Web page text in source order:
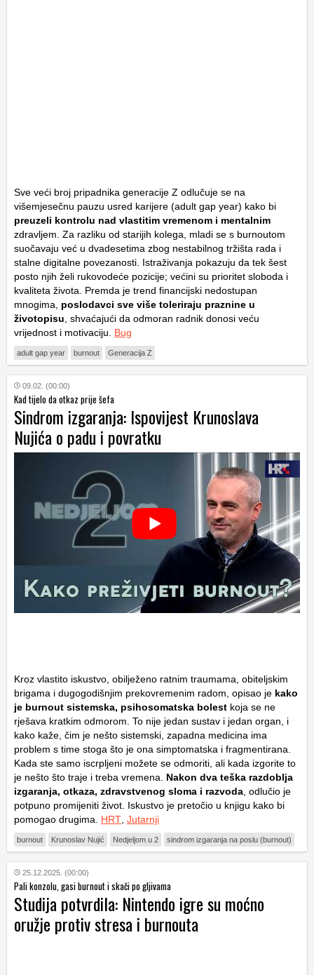
Sve veći broj pripadnika generacije Z odlučuje se na
višemjesečnu pauzu usred karijere (adult gap year) kako bi
preuzeli kontrolu nad vlastitim vremenom i mentalnim
zdravljem. Za razliku od starijih kolega, mladi se s burnoutom
suočavaju već u dvadesetima zbog nestabilnog tržišta rada i
stalne digitalne povezanosti. Istraživanja pokazuju da tek šest
posto njih želi rukovodeće pozicije; većini su prioritet sloboda i
kvaliteta života. Premda je trend financijski nedostupan
mnogima,
poslodavci sve više toleriraju praznine u
životopisu , shvaćajući da odmoran radnik donosi veću
vrijednost i motivaciju. Bug
adult gap year burnout Generacija Z
09.02. (00:00)
Kad tijelo da otkaz prije šefa
Sindrom izgaranja: Ispovijest Krunoslava
Nujića o padu i povratku
Kroz vlastito iskustvo, obilježeno ratnim traumama, obiteljskim
brigama i dugogodišnjim prekovremenim radom, opisao je kako
je burnout sistemska, psihosomatska bolest koja se ne
rješava kratkim odmorom. To nije jedan sustav i jedan organ, i
kako kaže, čim je nešto sistemski, zapadna medicina ima
problem s time stoga što je ona simptomatska i fragmentirana.
Kada ste samo iscrpljeni možete se odmoriti, ali kada izgorite to
je nešto što traje i treba vremena. Nakon dva teška razdoblja
izgaranja, otkaza, zdravstvenog sloma i razvoda , odlučio je
potpuno promijeniti život. Iskustvo je pretočio u knjigu kako bi
pomogao drugima. HRT Jutarnji
burnout Krunoslav Nujić Nedjeljom u 2 sindrom izgaranja na poslu (burnout)
25.12.2025. (00:00)
Pali konzolu, gasi burnout i skači po gljivama
Studija potvrdila: Nintendo igre su moćno
oružje protiv stresa i burnouta